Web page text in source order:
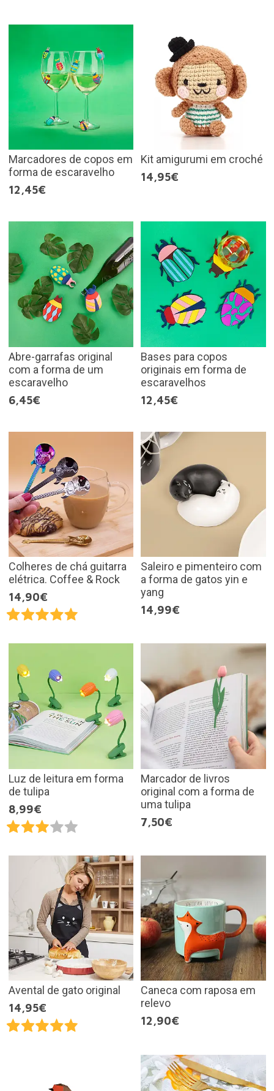
Marcadores de copos em
forma de escaravelho
12,45€
Kit amigurumi em croché
14,95€
Abre-garrafas original
com a forma de um
escaravelho
6,45€
Bases para copos
originais em forma de
escaravelhos
12,45€
Colheres de chá guitarra
elétrica. Coffee & Rock
14,90€
Saleiro e pimenteiro com
a forma de gatos yin e
yang
14,99€
Luz de leitura em forma
de tulipa
8,99€
Marcador de livros
original com a forma de
uma tulipa
7,50€
Avental de gato original
14,95€
Caneca com raposa em
relevo
12,90€